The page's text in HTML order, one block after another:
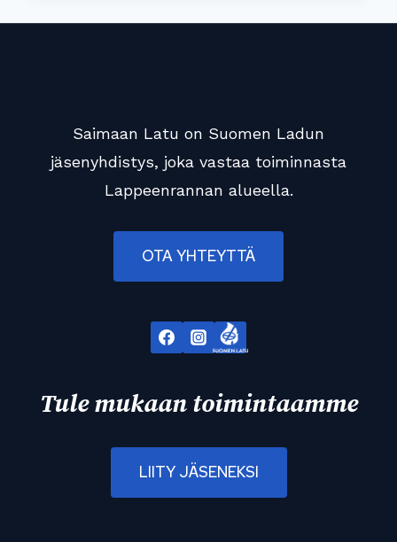
Saimaan Latu on Suomen Ladun
jäsenyhdistys, joka vastaa toiminnasta
Lappeenrannan alueella.
OTA YHTEYTTÄ
Tule mukaan toimintaamme
LIITY JÄSENEKSI